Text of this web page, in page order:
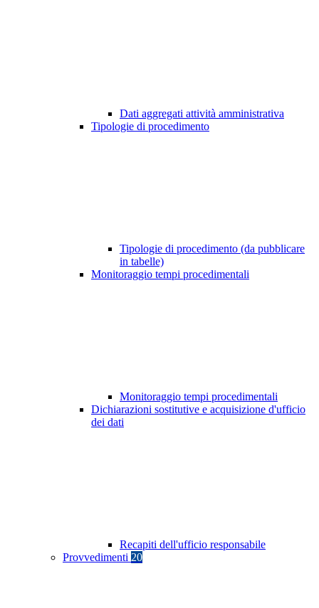
Dati aggregati attività amministrativa
Tipologie di procedimento
Tipologie di procedimento (da pubblicare
in tabelle)
Monitoraggio tempi procedimentali
Monitoraggio tempi procedimentali
Dichiarazioni sostitutive e acquisizione d'ufficio
dei dati
Recapiti dell'ufficio responsabile
Provvedimenti 20